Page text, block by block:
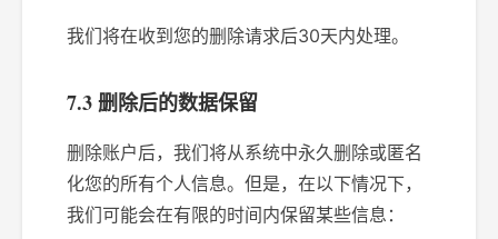
我们将在收到您的删除请求后30天内处理。
7.3 删除后的数据保留
删除账户后，我们将从系统中永久删除或匿名
化您的所有个人信息。但是，在以下情况下，
我们可能会在有限的时间内保留某些信息：